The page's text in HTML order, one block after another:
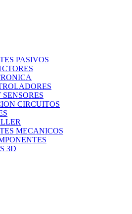
PASIVOS
CIRCUITOS
MECANICOS
3D